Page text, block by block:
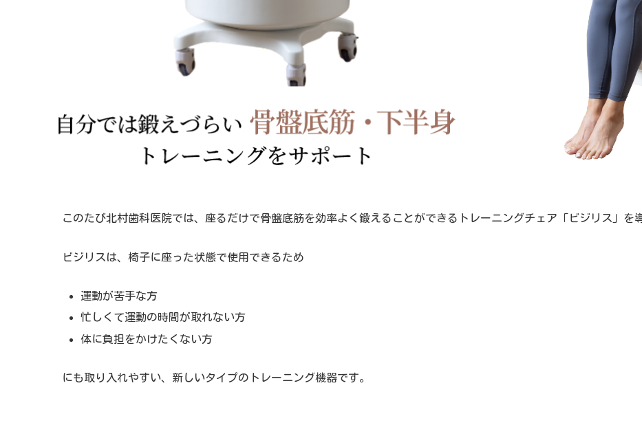
このたび北村歯科医院では、座るだけで骨盤底筋を効率よく鍛えることができるトレーニングチェア「ビジリス」を
ビジリスは、椅子に座った状態で使用できるため
運動が苦手な方
忙しくて運動の時間が取れない方
体に負担をかけたくない方
にも取り入れやすい、新しいタイプのトレーニング機器です。